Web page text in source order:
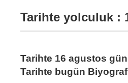
Tarihte yolculuk :
Tarihte 16 agustos
Tarihte bugün